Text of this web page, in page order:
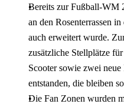
Bereits zur Fußball-WM
an den Rosenterrassen
auch erweitert wurde.
zusätzliche Stellplätze
Scooter sowie zwei neue
entstanden, die bleiben
Die Fan Zonen wurden